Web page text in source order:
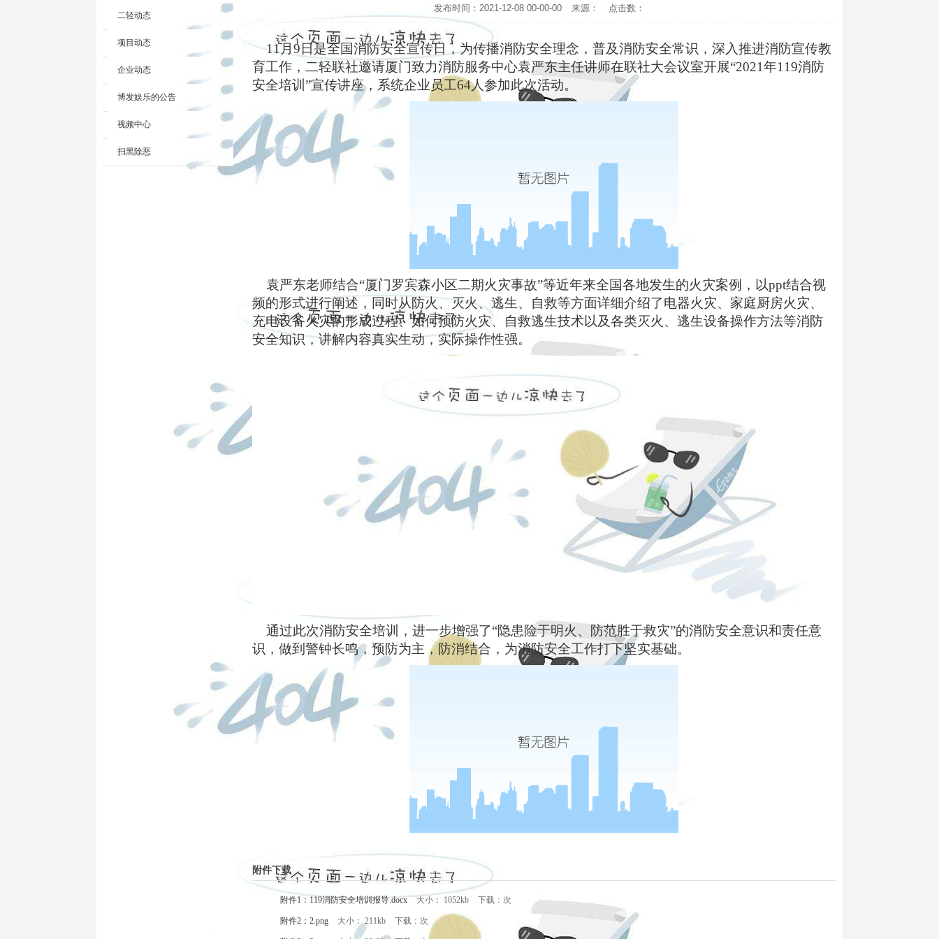
二轻动态
项目动态
企业动态
博发娱乐的公告
视频中心
扫黑除恶
发布时间：2021-12-08 00-00-00 来源： 点击数：
11月 9 日是全国消防安全宣传日，为传播消防安全理念，普及消防安全常识，深入推进消防宣传教
育工作，二轻联社邀请厦门致力消防服务中心袁严东主任讲师在联社大会议室开展“2021年119消防
安全培训 ”宣传讲座，系统企业员工64人参加此次活动。
袁严东老师结合“厦门罗宾森小区二期火灾事故”等近年来全国各地发生的火灾案例，以ppt结合视
频的形式进行阐述，同时从防火、灭火、逃生、自救等方面详细介绍了电器火灾、家庭厨房火灾、
充电设备火灾的形成过程、如何预防火灾、自救逃生技术以及各类灭火、逃生设备操作方法等消防
安全知识，讲解内容真实生动，实际操作性强。
通过此次消防安全培训，进一步增强了“隐患险于明火、防范胜于救灾”的消防安全意识和责任意
识，做到警钟长鸣，预防为主，防消结合，为消防安全工作打下坚实基础。
附件下载
附件1：119消防安全培训报导.docx 大小： 1052kb 下载：次
附件2：2.png 大小： 211kb 下载：次